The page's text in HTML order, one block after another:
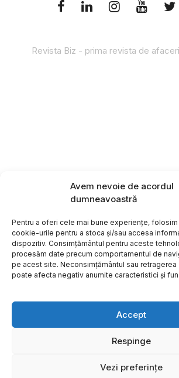
Avem nevoie de acordul
dumneavoastră
Pentru a oferi cele mai bune experiențe,
cookie-urile pentru a stoca și/sau accesa
dispozitiv. Consimțământul pentru aceste
procesăm date precum comportamentul de
pe acest site. Neconsimțământul sau retragerea
poate afecta negativ anumite caracteristici și
Accept
Respinge
Vezi preferințe
Revista Biz - prima revista de
Copyright ©2026